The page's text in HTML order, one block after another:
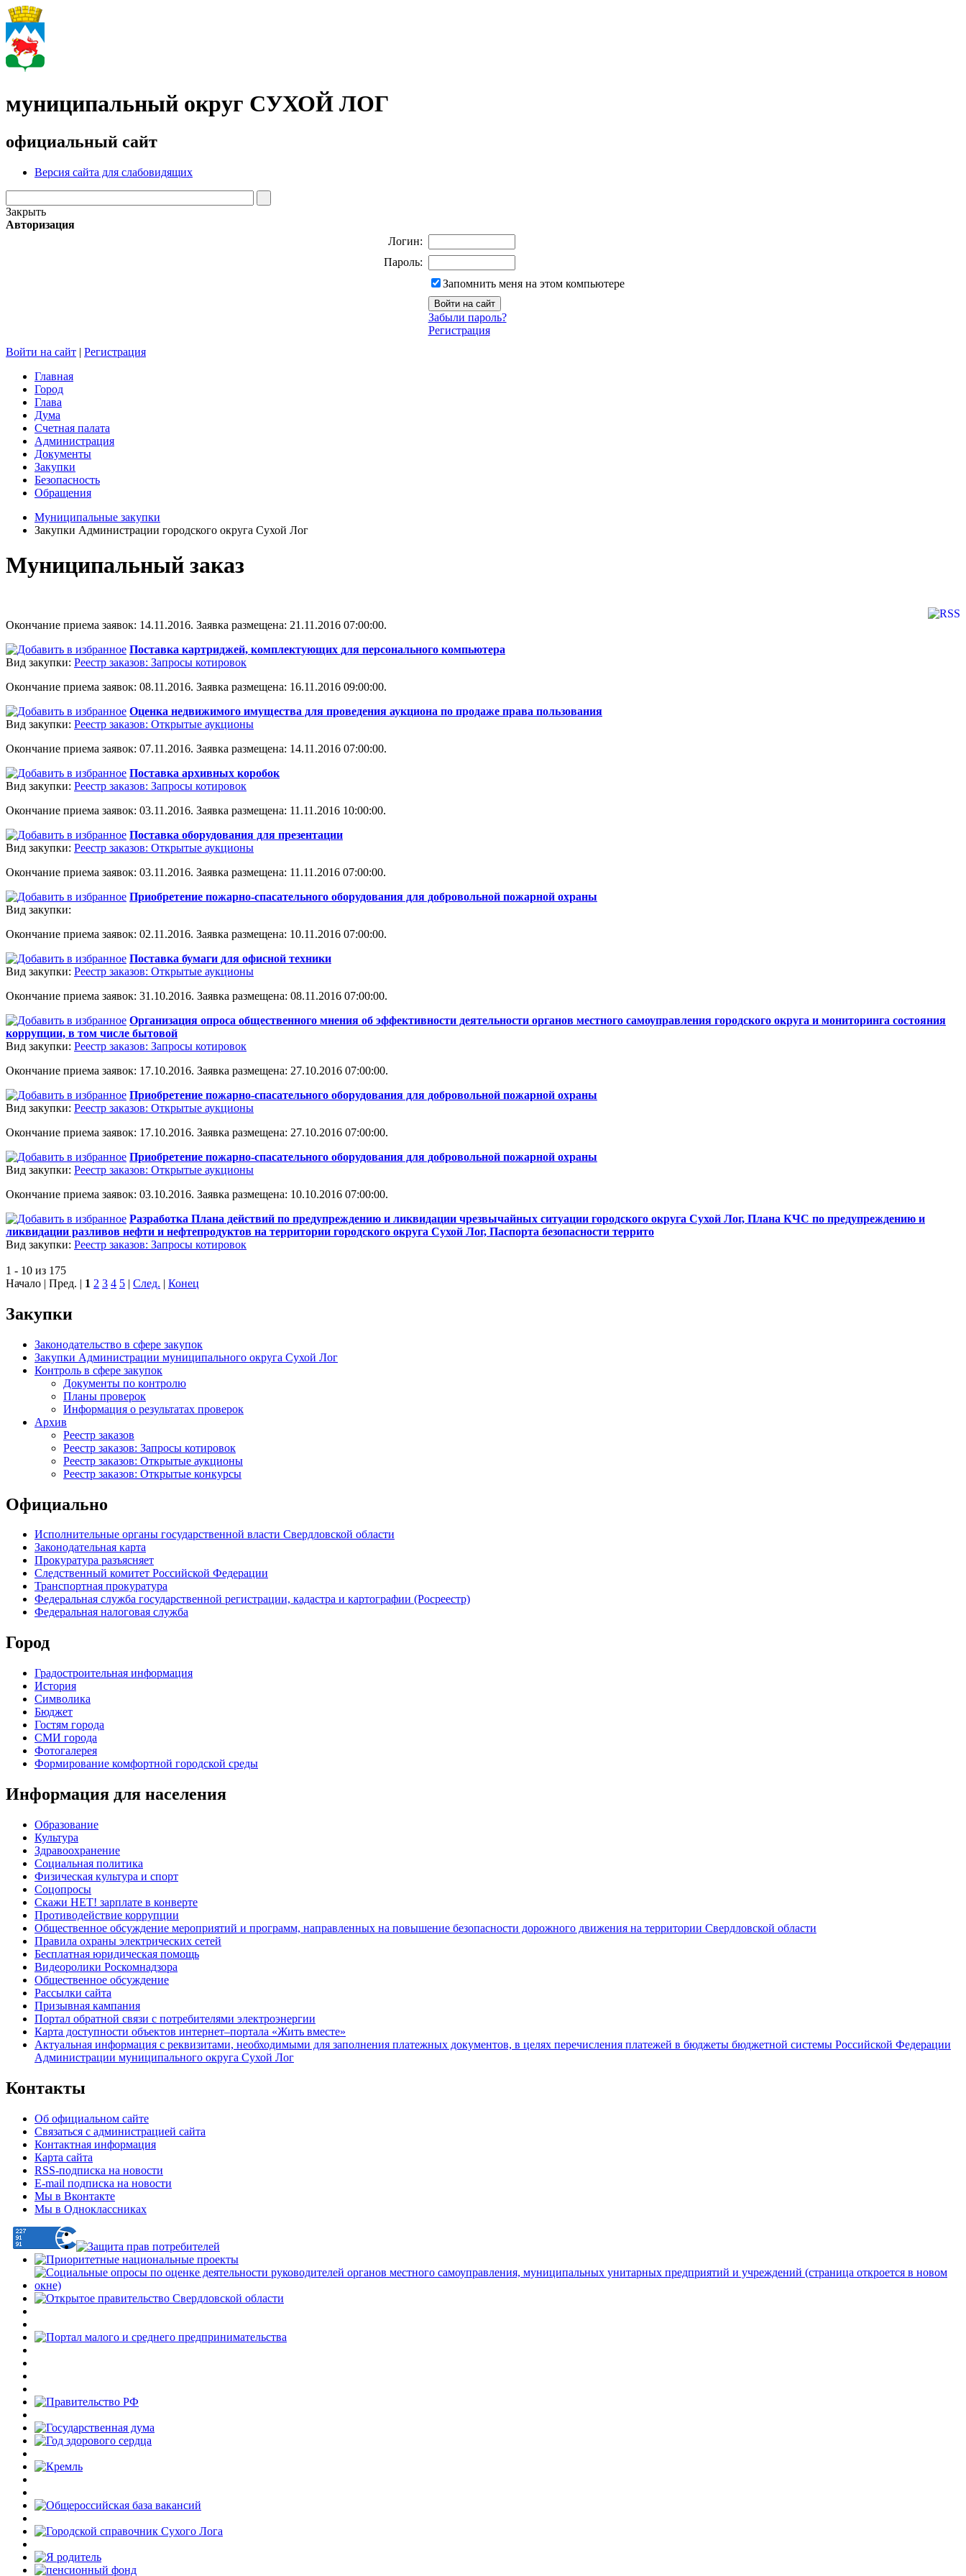
муниципальный округ СУХОЙ ЛОГ
официальный сайт
Версия сайта для слабовидящих
Закрыть
Авторизация
Логин:
Пароль:
Запомнить меня на этом компьютере
Забыли пароль?
Регистрация
Войти на сайт | Регистрация
Главная
Город
Глава
Дума
Счетная палата
Администрация
Документы
Закупки
Безопасность
Обращения
Муниципальные закупки
Закупки Администрации городского округа Сухой Лог
Муниципальный заказ
Окончание приема заявок: 14.11.2016. Заявка размещена: 21.11.2016 07:00:00.
Поставка картриджей, комплектующих для персонального компьютера
Вид закупки: Реестр заказов: Запросы котировок
Окончание приема заявок: 08.11.2016. Заявка размещена: 16.11.2016 09:00:00.
Оценка недвижимого имущества для проведения аукциона по продаже права пользования
Вид закупки: Реестр заказов: Открытые аукционы
Окончание приема заявок: 07.11.2016. Заявка размещена: 14.11.2016 07:00:00.
Поставка архивных коробок
Вид закупки: Реестр заказов: Запросы котировок
Окончание приема заявок: 03.11.2016. Заявка размещена: 11.11.2016 10:00:00.
Поставка оборудования для презентации
Вид закупки: Реестр заказов: Открытые аукционы
Окончание приема заявок: 03.11.2016. Заявка размещена: 11.11.2016 07:00:00.
Приобретение пожарно-спасательного оборудования для добровольной пожарной охраны
Вид закупки:
Окончание приема заявок: 02.11.2016. Заявка размещена: 10.11.2016 07:00:00.
Поставка бумаги для офисной техники
Вид закупки: Реестр заказов: Открытые аукционы
Окончание приема заявок: 31.10.2016. Заявка размещена: 08.11.2016 07:00:00.
Организация опроса общественного мнения об эффективности деятельности органов местного самоуправления городского округа и мониторинга состояния
коррупции, в том числе бытовой
Вид закупки: Реестр заказов: Запросы котировок
Окончание приема заявок: 17.10.2016. Заявка размещена: 27.10.2016 07:00:00.
Приобретение пожарно-спасательного оборудования для добровольной пожарной охраны
Вид закупки: Реестр заказов: Открытые аукционы
Окончание приема заявок: 17.10.2016. Заявка размещена: 27.10.2016 07:00:00.
Приобретение пожарно-спасательного оборудования для добровольной пожарной охраны
Вид закупки: Реестр заказов: Открытые аукционы
Окончание приема заявок: 03.10.2016. Заявка размещена: 10.10.2016 07:00:00.
Разработка Плана действий по предупреждению и ликвидации чрезвычайных ситуации городского округа Сухой Лог, Плана КЧС по предупреждению и
ликвидации разливов нефти и нефтепродуктов на территории городского округа Сухой Лог, Паспорта безопасности террито
Вид закупки: Реестр заказов: Запросы котировок
1 - 10 из 175
Начало | Пред. | 1 2 3 4 5 | След. | Конец
Закупки
Законодательство в сфере закупок
Закупки Администрации муниципального округа Сухой Лог
Контроль в сфере закупок
Документы по контролю
Планы проверок
Информация о результатах проверок
Архив
Реестр заказов
Реестр заказов: Запросы котировок
Реестр заказов: Открытые аукционы
Реестр заказов: Открытые конкурсы
Официально
Исполнительные органы государственной власти Свердловской области
Законодательная карта
Прокуратура разъясняет
Следственный комитет Российской Федерации
Транспортная прокуратура
Федеральная служба государственной регистрации, кадастра и картографии (Росреестр)
Федеральная налоговая служба
Город
Градостроительная информация
История
Символика
Бюджет
Гостям города
СМИ города
Фотогалерея
Формирование комфортной городской среды
Информация для населения
Образование
Культура
Здравоохранение
Социальная политика
Физическая культура и спорт
Соцопросы
Скажи НЕТ! зарплате в конверте
Противодействие коррупции
Общественное обсуждение мероприятий и программ, направленных на повышение безопасности дорожного движения на территории Свердловской области
Правила охраны электрических сетей
Бесплатная юридическая помощь
Видеоролики Роскомнадзора
Общественное обсуждение
Рассылки сайта
Призывная кампания
Портал обратной связи с потребителями электроэнергии
Карта доступности объектов интернет–портала «Жить вместе»
Актуальная информация с реквизитами, необходимыми для заполнения платежных документов, в целях перечисления платежей в бюджеты бюджетной системы Российской Федерации
Администрации муниципального округа Сухой Лог
Контакты
Об официальном сайте
Связаться с администрацией сайта
Контактная информация
Карта сайта
RSS-подписка на новости
E-mail подписка на новости
Мы в Вконтакте
Мы в Одноклассниках